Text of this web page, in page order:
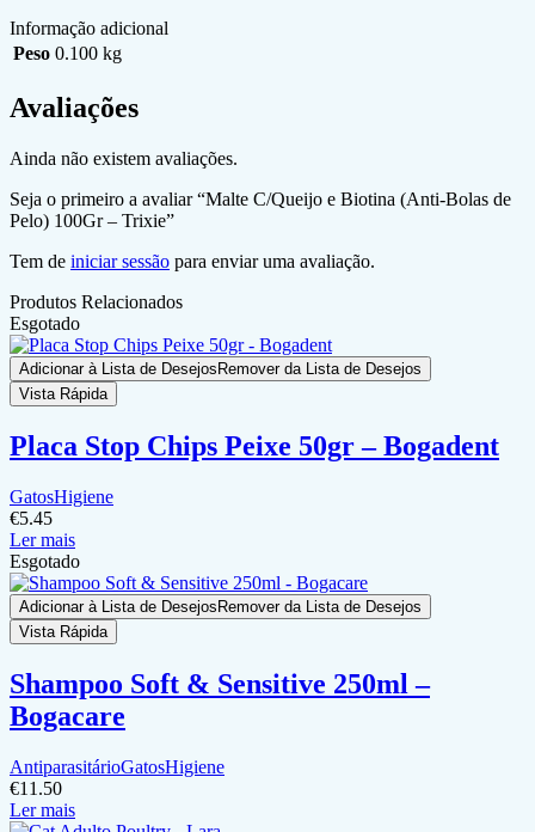
Informação adicional
Peso 0.100 kg
Avaliações
Ainda não existem avaliações.
Seja o primeiro a avaliar “Malte C/Queijo e Biotina (Anti-Bolas de
Pelo) 100Gr – Trixie”
Tem de iniciar sessão para enviar uma avaliação.
Produtos Relacionados
Esgotado
Adicionar à Lista de Desejos Remover da Lista de Desejos
Vista Rápida
Placa Stop Chips Peixe 50gr – Bogadent
GatosHigiene
€5.45
Ler mais
Esgotado
Adicionar à Lista de Desejos Remover da Lista de Desejos
Vista Rápida
Shampoo Soft & Sensitive 250ml –
Bogacare
AntiparasitárioGatosHigiene
€11.50
Ler mais